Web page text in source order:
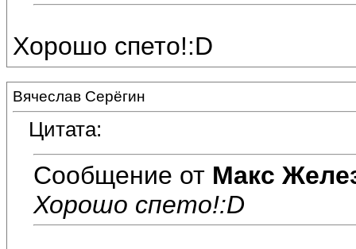
Хорошо спето!:D
Вячеслав Серёгин
Цитата:
Сообщение от Макс
Хорошо спето!:D